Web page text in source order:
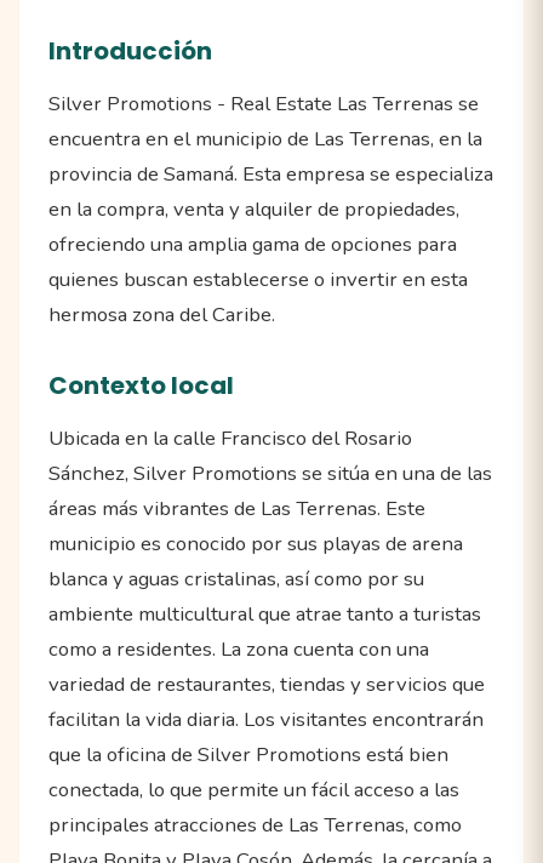
Introducción
Silver Promotions - Real Estate Las Terrenas se
encuentra en el municipio de Las Terrenas, en la
provincia de Samaná. Esta empresa se especializa
en la compra, venta y alquiler de propiedades,
ofreciendo una amplia gama de opciones para
quienes buscan establecerse o invertir en esta
hermosa zona del Caribe.
Contexto local
Ubicada en la calle Francisco del Rosario
Sánchez, Silver Promotions se sitúa en una de las
áreas más vibrantes de Las Terrenas. Este
municipio es conocido por sus playas de arena
blanca y aguas cristalinas, así como por su
ambiente multicultural que atrae tanto a turistas
como a residentes. La zona cuenta con una
variedad de restaurantes, tiendas y servicios que
facilitan la vida diaria. Los visitantes encontrarán
que la oficina de Silver Promotions está bien
conectada, lo que permite un fácil acceso a las
principales atracciones de Las Terrenas, como